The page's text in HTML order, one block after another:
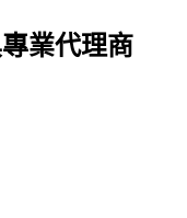
業代理商